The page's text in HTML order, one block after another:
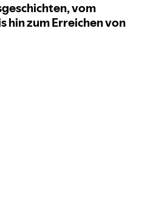
vom
hin zum Erreichen von